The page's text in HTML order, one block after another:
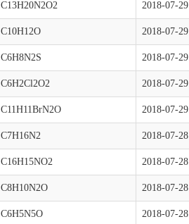
C13H20N2O2 2018-07-29
C10H12O 2018-07-29
C6H8N2S 2018-07-29
C6H2Cl2O2 2018-07-29
C11H11BrN2O 2018-07-29
C7H16N2 2018-07-28
C16H15NO2 2018-07-28
C8H10N2O 2018-07-28
C6H5N5O 2018-07-28